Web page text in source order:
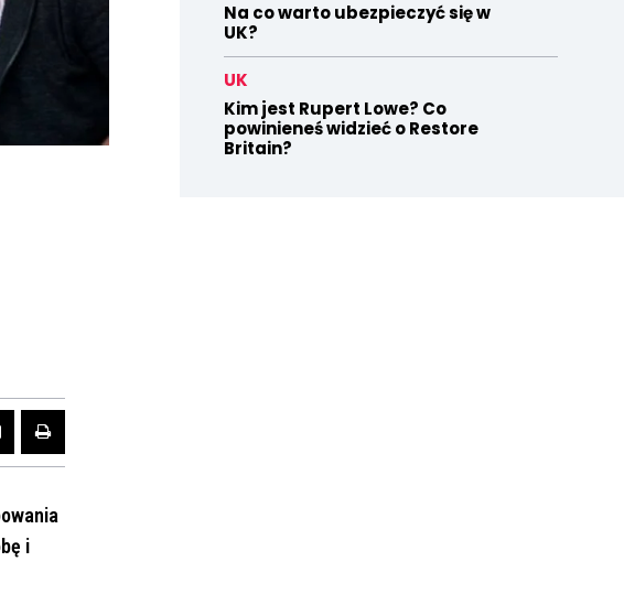
i
Na co warto ubezpieczyć się w
UK?
UK
Kim jest Rupert Lowe? Co
powinieneś widzieć o Restore
Britain?